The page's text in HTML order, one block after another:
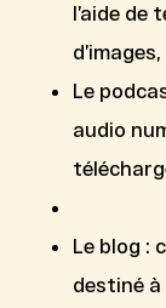
l’aide de
Le
audio
Le blog :
destiné